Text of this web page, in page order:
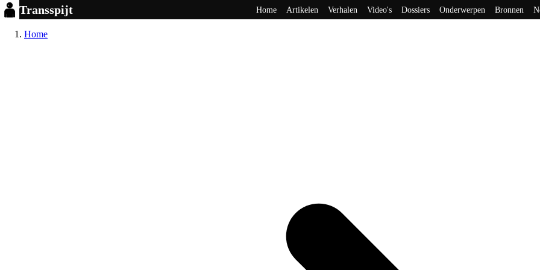
Transspijt Home Artikelen Verhalen Video's Dossiers Onderwerpen Bronnen
Home